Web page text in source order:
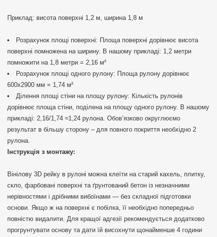
Приклад: висота поверхні 1,2 м, ширина 1,8 м
Розрахунок площі поверхні: Площа поверхні дорівнює висота
поверхні помножена на ширину. В нашому прикладі: 1,2 метри
помножити на 1,8 метри = 2,16 м²
Розрахунок площі одного рулону: Площа рулону дорівнює
600х2900 мм = 1,74 м²
Ділення площі стіни на площу рулону: Кількість рулонів
дорівнює площа стіни, поділена на площу одного рулону. В нашому
прикладі: 2,16/1,74 ≈1,24 рулона. Обов’язково округлюємо
результат в більшу сторону – для повного покриття необхідно 2
рулона.
Інструкція з монтажу:
Вінілову 3D рейку в рулоні можна клеїти на старий кахель, плитку,
скло, фарбовані поверхні та ґрунтований бетон із незначними
нерівностями і дрібними вибоїнами — без складної підготовки
основи. Якщо ж на поверхні є побілка, її необхідно попередньо
повністю видалити. Для кращої адгезії рекомендується додатково
прогрунтувати основу та дати їй висохнути щонайменше 4 години